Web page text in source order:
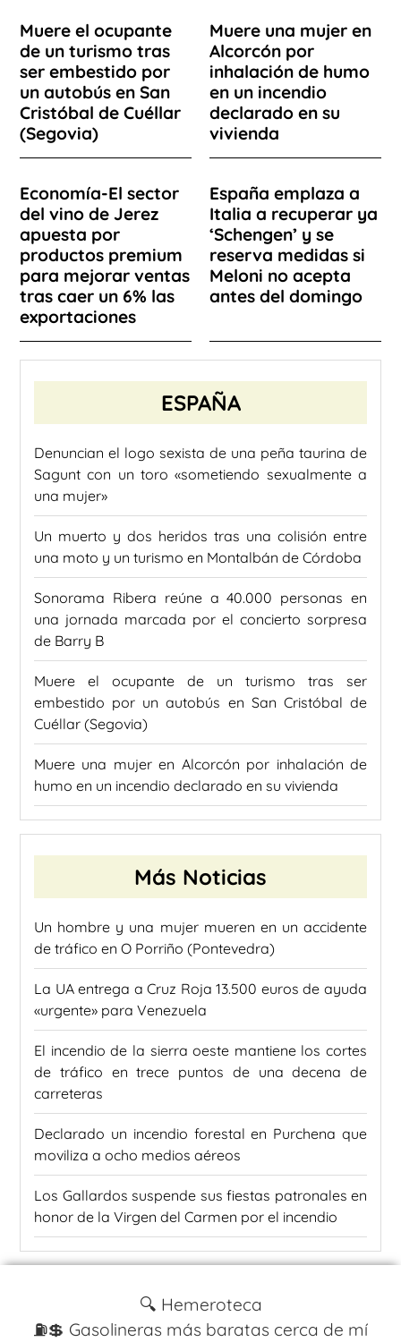
Muere el ocupante
de un turismo tras
ser embestido por
un autobús en San
Cristóbal de Cuéllar
(Segovia)
Muere una mujer en
Alcorcón por
inhalación de humo
en un incendio
declarado en su
vivienda
Economía-El sector
del vino de Jerez
apuesta por
productos premium
para mejorar ventas
tras caer un 6% las
exportaciones
España emplaza a
Italia a recuperar ya
‘Schengen’ y se
reserva medidas si
Meloni no acepta
antes del domingo
ESPAÑA
Denuncian el logo sexista de una peña taurina de
Sagunt con un toro «sometiendo sexualmente a
una mujer»
Un muerto y dos heridos tras una colisión entre
una moto y un turismo en Montalbán de Córdoba
Sonorama Ribera reúne a 40.000 personas en
una jornada marcada por el concierto sorpresa
de Barry B
Muere el ocupante de un turismo tras ser
embestido por un autobús en San Cristóbal de
Cuéllar (Segovia)
Muere una mujer en Alcorcón por inhalación de
humo en un incendio declarado en su vivienda
Más Noticias
Un hombre y una mujer mueren en un accidente
de tráfico en O Porriño (Pontevedra)
La UA entrega a Cruz Roja 13.500 euros de ayuda
«urgente» para Venezuela
El incendio de la sierra oeste mantiene los cortes
de tráfico en trece puntos de una decena de
carreteras
Declarado un incendio forestal en Purchena que
moviliza a ocho medios aéreos
Los Gallardos suspende sus fiestas patronales en
honor de la Virgen del Carmen por el incendio
🔍 Hemeroteca
⛽️💲 Gasolineras más baratas cerca de mí